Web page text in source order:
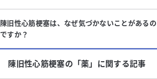
陳旧性心筋梗塞は、なぜ気づかないことがあるの
ですか？
陳旧性心筋梗塞の「薬」に関する記事